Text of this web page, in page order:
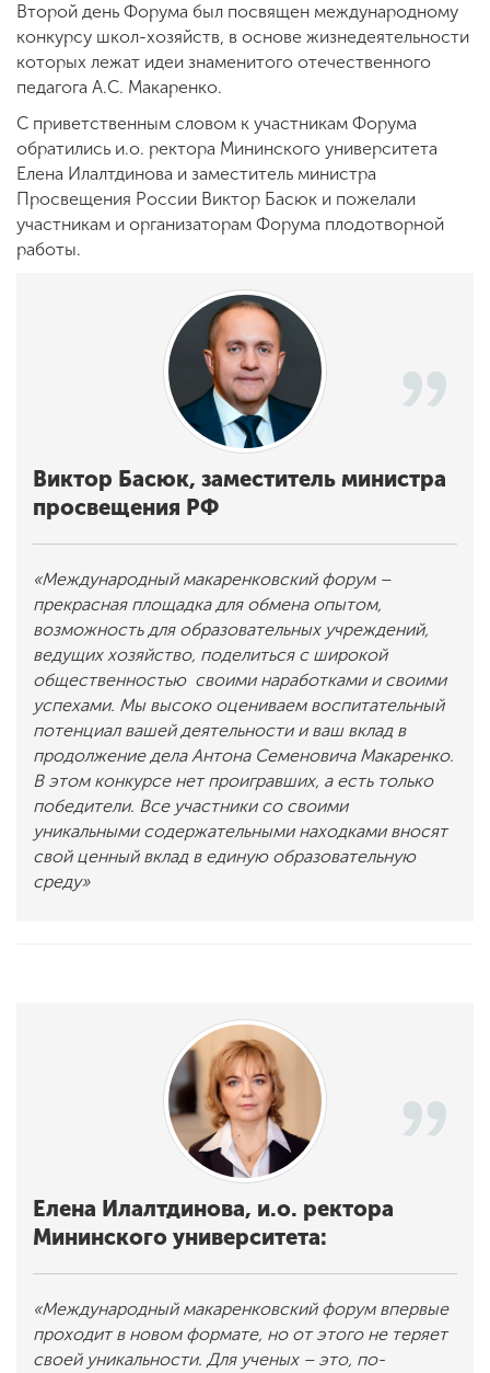
Второй день Форума был посвящен международному
конкурсу школ-хозяйств, в основе жизнедеятельности
которых лежат идеи знаменитого отечественного
педагога А.С. Макаренко.
С приветственным словом к участникам Форума
обратились и.о. ректора Мининского университета
Елена Илалтдинова и заместитель министра
Просвещения России Виктор Басюк и пожелали
участникам и организаторам Форума плодотворной
работы.
Виктор Басюк, заместитель министра
просвещения РФ
«Международный макаренковский форум –
прекрасная площадка для обмена опытом,
возможность для образовательных учреждений,
ведущих хозяйство, поделиться с широкой
общественностью своими наработками и своими
успехами. Мы высоко оцениваем воспитательный
потенциал вашей деятельности и ваш вклад в
продолжение дела Антона Семеновича Макаренко.
В этом конкурсе нет проигравших, а есть только
победители. Все участники со своими
уникальными содержательными находками вносят
свой ценный вклад в единую образовательную
среду»
Елена Илалтдинова, и.о. ректора
Мининского университета:
«Международный макаренковский форум впервые
проходит в новом формате, но от этого не теряет
своей уникальности. Для ученых – это, по-